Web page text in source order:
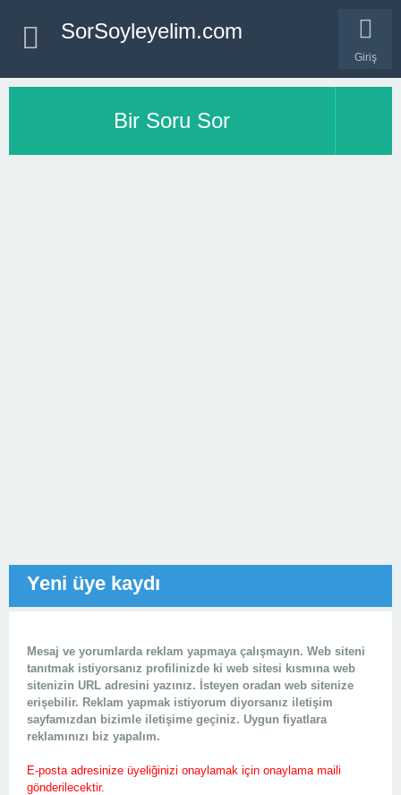
Giriş
SorSoyleyelim.com
Bir Soru Sor
Yeni üye kaydı
Mesaj ve yorumlarda reklam yapmaya çalışmayın. Web siteni
tanıtmak istiyorsanız profilinizde ki web sitesi kısmına web
sitenizin URL adresini yazınız. İsteyen oradan web sitenize
erişebilir. Reklam yapmak istiyorum diyorsanız iletişim
sayfamızdan bizimle iletişime geçiniz. Uygun fiyatlara
reklamınızı biz yapalım.
E-posta adresinize üyeliğinizi onaylamak için onaylama maili
gönderilecektir.